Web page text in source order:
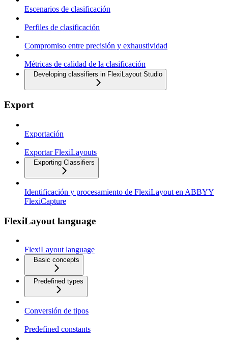
Escenarios de clasificación
Perfiles de clasificación
Compromiso entre precisión y exhaustividad
Métricas de calidad de la clasificación
Developing classifiers in FlexiLayout Studio
Export
Exportación
Exportar FlexiLayouts
Exporting Classifiers
Identificación y procesamiento de FlexiLayout en ABBYY
FlexiCapture
FlexiLayout language
FlexiLayout language
Basic concepts
Predefined types
Conversión de tipos
Predefined constants